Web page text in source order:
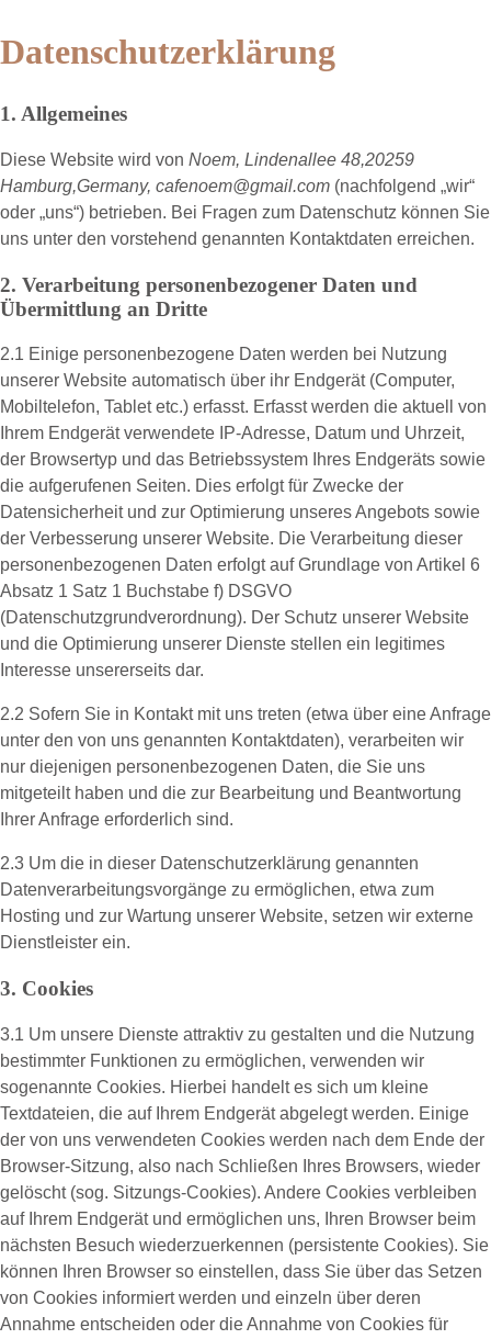
Datenschutzerklärung
1. Allgemeines
Diese Website wird von Noem, Lindenallee 48,20259
Hamburg,Germany, cafenoem@gmail.com (nachfolgend „wir“
oder „uns“) betrieben. Bei Fragen zum Datenschutz können Sie
uns unter den vorstehend genannten Kontaktdaten erreichen.
2. Verarbeitung personenbezogener Daten und
Übermittlung an Dritte
2.1 Einige personenbezogene Daten werden bei Nutzung
unserer Website automatisch über ihr Endgerät (Computer,
Mobiltelefon, Tablet etc.) erfasst. Erfasst werden die aktuell von
Ihrem Endgerät verwendete IP-Adresse, Datum und Uhrzeit,
der Browsertyp und das Betriebssystem Ihres Endgeräts sowie
die aufgerufenen Seiten. Dies erfolgt für Zwecke der
Datensicherheit und zur Optimierung unseres Angebots sowie
der Verbesserung unserer Website. Die Verarbeitung dieser
personenbezogenen Daten erfolgt auf Grundlage von Artikel 6
Absatz 1 Satz 1 Buchstabe f) DSGVO
(Datenschutzgrundverordnung). Der Schutz unserer Website
und die Optimierung unserer Dienste stellen ein legitimes
Interesse unsererseits dar.
2.2 Sofern Sie in Kontakt mit uns treten (etwa über eine Anfrage
unter den von uns genannten Kontaktdaten), verarbeiten wir
nur diejenigen personenbezogenen Daten, die Sie uns
mitgeteilt haben und die zur Bearbeitung und Beantwortung
Ihrer Anfrage erforderlich sind.
2.3 Um die in dieser Datenschutzerklärung genannten
Datenverarbeitungsvorgänge zu ermöglichen, etwa zum
Hosting und zur Wartung unserer Website, setzen wir externe
Dienstleister ein.
3. Cookies
3.1 Um unsere Dienste attraktiv zu gestalten und die Nutzung
bestimmter Funktionen zu ermöglichen, verwenden wir
sogenannte Cookies. Hierbei handelt es sich um kleine
Textdateien, die auf Ihrem Endgerät abgelegt werden. Einige
der von uns verwendeten Cookies werden nach dem Ende der
Browser-Sitzung, also nach Schließen Ihres Browsers, wieder
gelöscht (sog. Sitzungs-Cookies). Andere Cookies verbleiben
auf Ihrem Endgerät und ermöglichen uns, Ihren Browser beim
nächsten Besuch wiederzuerkennen (persistente Cookies). Sie
können Ihren Browser so einstellen, dass Sie über das Setzen
von Cookies informiert werden und einzeln über deren
Annahme entscheiden oder die Annahme von Cookies für